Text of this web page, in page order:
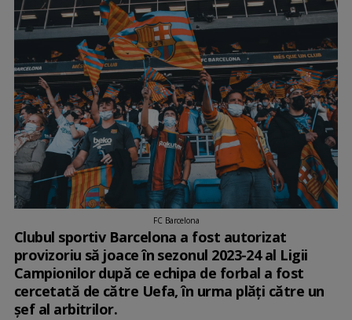
FC Barcelona
Clubul sportiv Barcelona a fost autorizat
provizoriu să joace în sezonul 2023-24 al Ligii
Campionilor după ce echipa de forbal a fost
cercetată de către Uefa, în urma plăți către un
șef al arbitrilor.